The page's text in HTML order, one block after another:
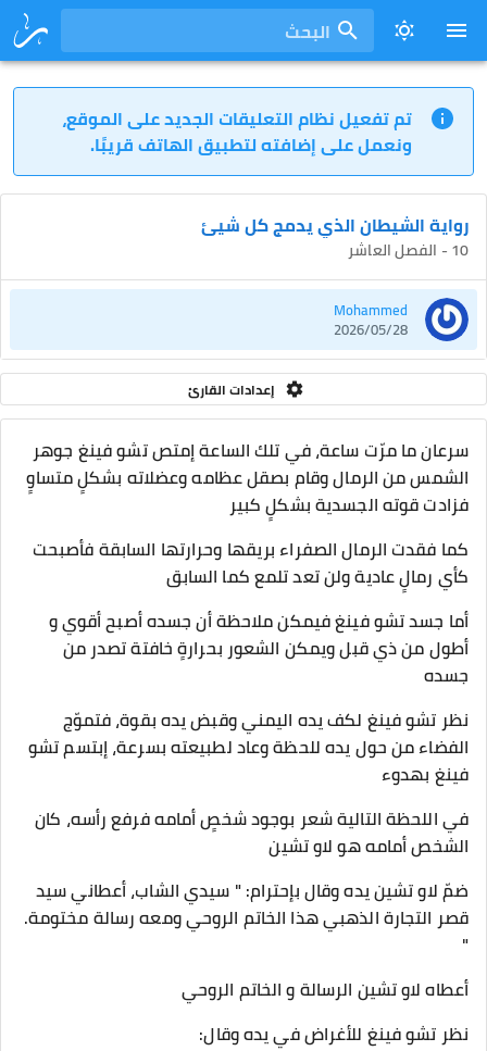
البحث
تم تفعيل نظام التعليقات الجديد على الموقع،
ونعمل على إضافته لتطبيق الهاتف قريبًا.
رواية الشيطان الذي يدمج كل شيئ
10 - الفصل العاشر
Mohammed
2026/05/28
إعدادات القارئ
سرعان ما مرّت ساعة، في تلك الساعة إمتص تشو فينغ جوهر
الشمس من الرمال وقام بصقل عظامه وعضلاته بشكلٍ متساوٍ
فزادت قوته الجسدية بشكلٍ كبير
كما فقدت الرمال الصفراء بريقها وحرارتها السابقة فأصبحت
كأي رمالٍ عادية ولن تعد تلمع كما السابق
أما جسد تشو فينغ فيمكن ملاحظة أن جسده أصبح أقوي و
أطول من ذي قبل ويمكن الشعور بحرارةٍ خافتة تصدر من
جسده
نظر تشو فينغ لكف يده اليمني وقبض يده بقوة، فتموّج
الفضاء من حول يده للحظة وعاد لطبيعته بسرعة، إبتسم تشو
فينغ بهدوء
في اللحظة التالية شعر بوجود شخصٍ أمامه فرفع رأسه، كان
الشخص أمامه هو لاو تشين
ضمّ لاو تشين يده وقال بإحترام: " سيدي الشاب، أعطاني سيد
قصر التجارة الذهبي هذا الخاتم الروحي ومعه رسالة مختومة.
"
أعطاه لاو تشين الرسالة و الخاتم الروحي
نظر تشو فينغ للأغراض في يده وقال: